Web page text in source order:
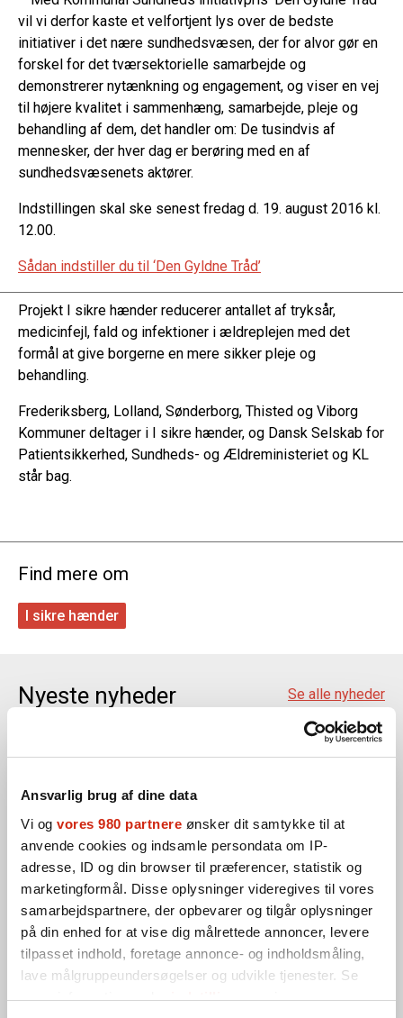
Ansvarlig brug af dine data
Vi og vores 980 partnere ønsker dit samtykke til at
anvende cookies og indsamle persondata om IP-
adresse, ID og din browser til præferencer, statistik og
marketingformål. Disse oplysninger videregives til vores
samarbejdspartnere, der opbevarer og tilgår oplysninger
på din enhed for at vise dig målrettede annoncer, levere
tilpasset indhold, foretage annonce- og indholdsmåling,
lave målgruppeundersøgelser og udvikle tjenester. Se
mere information underindstillingerog i vores
vil vi derfor kaste et velfortjent lys over de bedste
initiativer i det nære sundhedsvæsen, der for alvor gør en
forskel for det tværsektorielle samarbejde og
demonstrerer nytænkning og engagement, og viser en vej
til højere kvalitet i sammenhæng, samarbejde, pleje og
behandling af dem, det handler om: De tusindvis af
mennesker, der hver dag er berøring med en af
sundhedsvæsenets aktører.
Indstillingen skal ske senest fredag d. 19. august 2016 kl.
12.00.
Sådan indstiller du til ‘Den Gyldne Tråd’
Projekt I sikre hænder reducerer antallet af tryksår,
medicinfejl, fald og infektioner i ældreplejen med det
formål at give borgerne en mere sikker pleje og
behandling.
Frederiksberg, Lolland, Sønderborg, Thisted og Viborg
Kommuner deltager i I sikre hænder, og Dansk Selskab for
Patientsikkerhed, Sundheds- og Ældreministeriet og KL
står bag.
Find mere om
I sikre hænder
Nyeste nyheder Se alle nyheder
nyheder 23. juni 2026
Sikker Medicinering afsluttes med webinarer